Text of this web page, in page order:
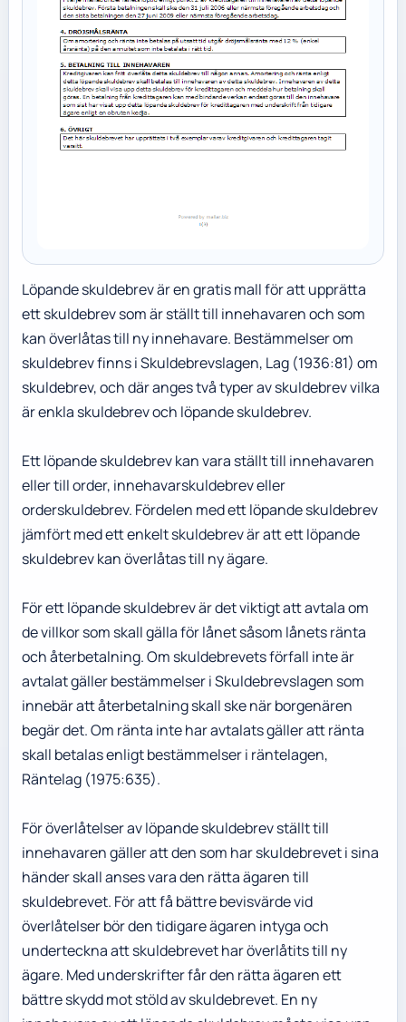
Löpande skuldebrev är en gratis mall för att upprätta
ett skuldebrev som är ställt till innehavaren och som
kan överlåtas till ny innehavare. Bestämmelser om
skuldebrev finns i Skuldebrevslagen, Lag (1936:81) om
skuldebrev, och där anges två typer av skuldebrev vilka
är enkla skuldebrev och löpande skuldebrev.
Ett löpande skuldebrev kan vara ställt till innehavaren
eller till order, innehavarskuldebrev eller
orderskuldebrev. Fördelen med ett löpande skuldebrev
jämfört med ett enkelt skuldebrev är att ett löpande
skuldebrev kan överlåtas till ny ägare.
För ett löpande skuldebrev är det viktigt att avtala om
de villkor som skall gälla för lånet såsom lånets ränta
och återbetalning. Om skuldebrevets förfall inte är
avtalat gäller bestämmelser i Skuldebrevslagen som
innebär att återbetalning skall ske när borgenären
begär det. Om ränta inte har avtalats gäller att ränta
skall betalas enligt bestämmelser i räntelagen,
Räntelag (1975:635).
För överlåtelser av löpande skuldebrev ställt till
innehavaren gäller att den som har skuldebrevet i sina
händer skall anses vara den rätta ägaren till
skuldebrevet. För att få bättre bevisvärde vid
överlåtelser bör den tidigare ägaren intyga och
underteckna att skuldebrevet har överlåtits till ny
ägare. Med underskrifter får den rätta ägaren ett
bättre skydd mot stöld av skuldebrevet. En ny